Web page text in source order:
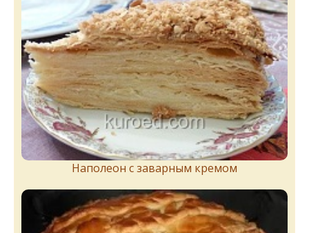
Наполеон с заварным кремом